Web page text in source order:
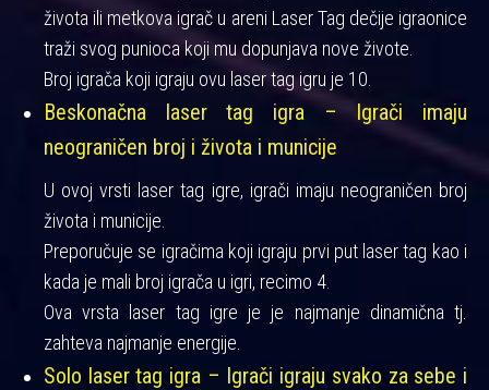
života ili metkova igrač u areni Laser Tag dečije igraonice
traži svog punioca koji mu dopunjava nove živote.
Broj igrača koji igraju ovu laser tag igru je 10.
Beskonačna laser tag igra – Igrači imaju
neograničen broj i života i municije
U ovoj vrsti laser tag igre, igrači imaju neograničen broj
života i municije.
Preporučuje se igračima koji igraju prvi put laser tag kao i
kada je mali broj igrača u igri, recimo 4.
Ova vrsta laser tag igre je je najmanje dinamična tj.
zahteva najmanje energije.
Solo laser tag igra – Igrači igraju svako za sebe i